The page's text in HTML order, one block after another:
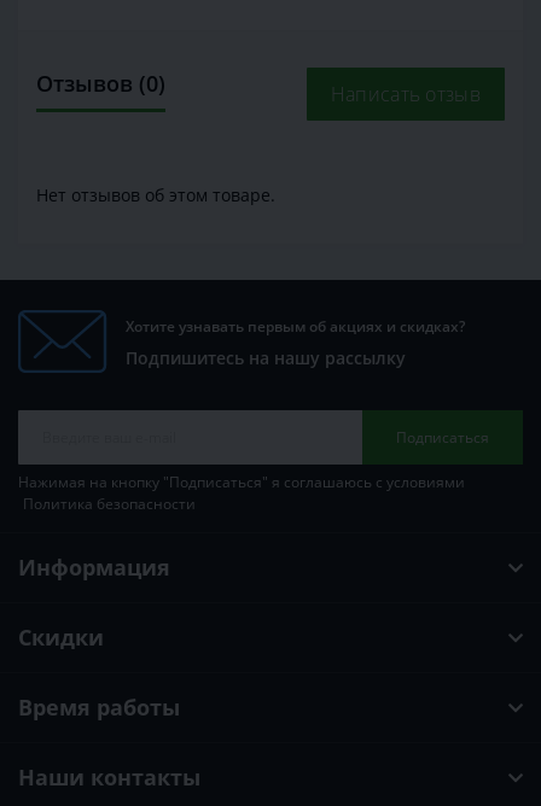
Отзывов (0) Написать отзыв
Нет отзывов об этом товаре.
Хотите узнавать первым об акциях и скидках?
Подпишитесь на нашу рассылку
Подписаться
Нажимая на кнопку "Подписаться" я соглашаюсь с условиями
Политика безопасности
Информация
Скидки
Время работы
Наши контакты